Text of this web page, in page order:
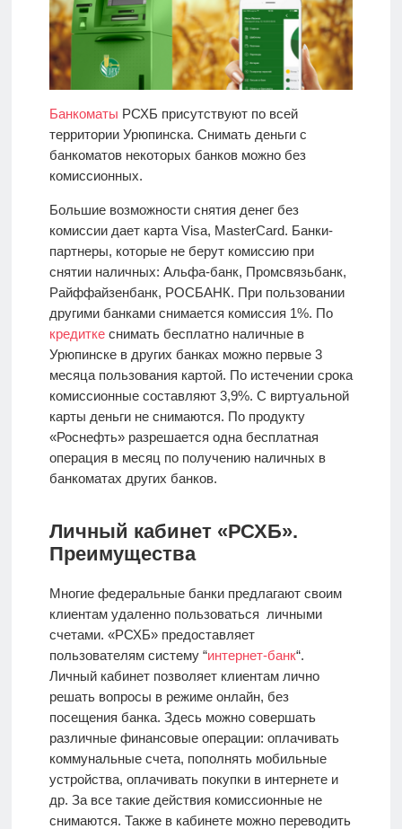
Банкоматы РСХБ присутствуют по всей
территории Урюпинска. Снимать деньги с
банкоматов некоторых банков можно без
комиссионных.
Большие возможности снятия денег без
комиссии дает карта Visa, MasterCard. Банки-
партнеры, которые не берут комиссию при
снятии наличных: Альфа-банк, Промсвязьбанк,
Райффайзенбанк, РОСБАНК. При пользовании
другими банками снимается комиссия 1%. По
кредиткеснимать бесплатно наличные в
Урюпинске в других банках можно первые 3
месяца пользования картой. По истечении срока
комиссионные составляют 3,9%. С виртуальной
карты деньги не снимаются. По продукту
«Роснефть» разрешается одна бесплатная
операция в месяц по получению наличных в
банкоматах других банков.
Личный кабинет «РСХБ».
Преимущества
Многие федеральные банки предлагают своим
клиентам удаленно пользоваться личными
счетами. «РСХБ» предоставляет
пользователям систему “интернет-банк“.
Личный кабинет позволяет клиентам лично
решать вопросы в режиме онлайн, без
посещения банка. Здесь можно совершать
различные финансовые операции: оплачивать
коммунальные счета, пополнять мобильные
устройства, оплачивать покупки в интернете и
др. За все такие действия комиссионные не
снимаются. Также в кабинете можно переводить